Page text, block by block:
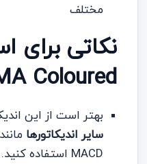
مختلف
نکاتی برای
Coloured
بهتر است از این
سایر اندیکاتورها
MACD استفاده کنید.